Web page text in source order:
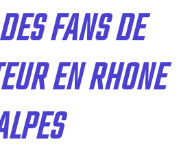
FANS DE
EN RHONE